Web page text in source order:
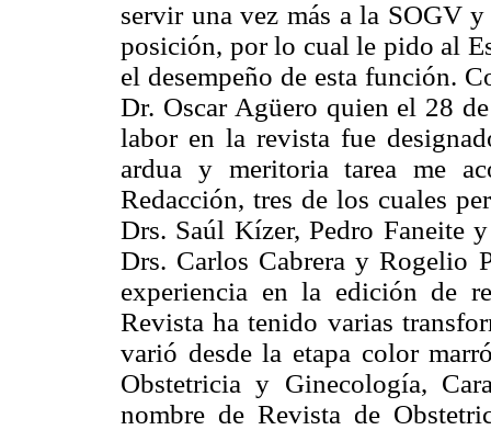
servir una vez más a la SOGV
posición, por lo cual le pido al
el desempeño de esta función.
Dr. Oscar Agüero quien el 28
labor en la revista fue
ardua y meritoria tarea me
Redacción, tres de los cuales
Drs. Saúl Kízer, Pedro Faneite
Drs. Carlos Cabrera y Rogelio
experiencia en la edición de
Revista ha tenido varias
varió desde la etapa color
Obstetricia y Ginecología,
nombre de Revista de